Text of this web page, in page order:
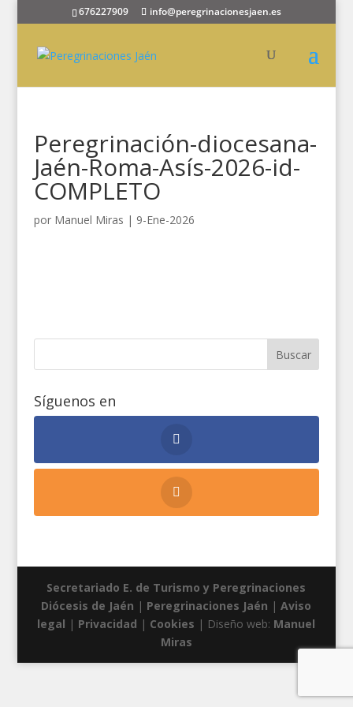
676227909 info@peregrinacionesjaen.es
Peregrinación-diocesana-
Jaén-Roma-Asís-2026-id-
COMPLETO
por Manuel Miras | 9-Ene-2026
Síguenos en
Secretariado E. de Turismo y Peregrinaciones
Diócesis de Jaén | Peregrinaciones Jaén |Aviso
legal | Privacidad | Cookies | Diseño web: Manuel
Miras